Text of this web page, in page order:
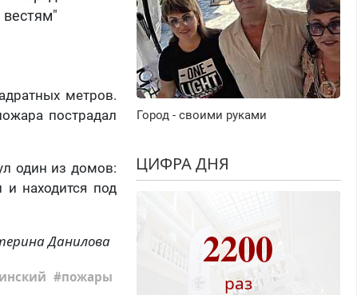
вестям"
метров.
пострадал
один из домов:
и находится под
Данилова
пожары
Город - своими руками
ЦИФРА ДНЯ
2200
раз